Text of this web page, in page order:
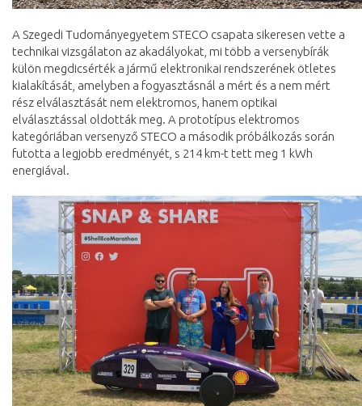
A Szegedi Tudományegyetem STECO csapata sikeresen vette a
technikai vizsgálaton az akadályokat, mi több a versenybírák
külön megdicsérték a jármű elektronikai rendszerének ötletes
kialakítását, amelyben a fogyasztásnál a mért és a nem mért
rész elválasztását nem elektromos, hanem optikai
elválasztással oldották meg. A prototípus elektromos
kategóriában versenyző STECO a második próbálkozás során
futotta a legjobb eredményét, s 214 km-t tett meg 1 kWh
energiával.